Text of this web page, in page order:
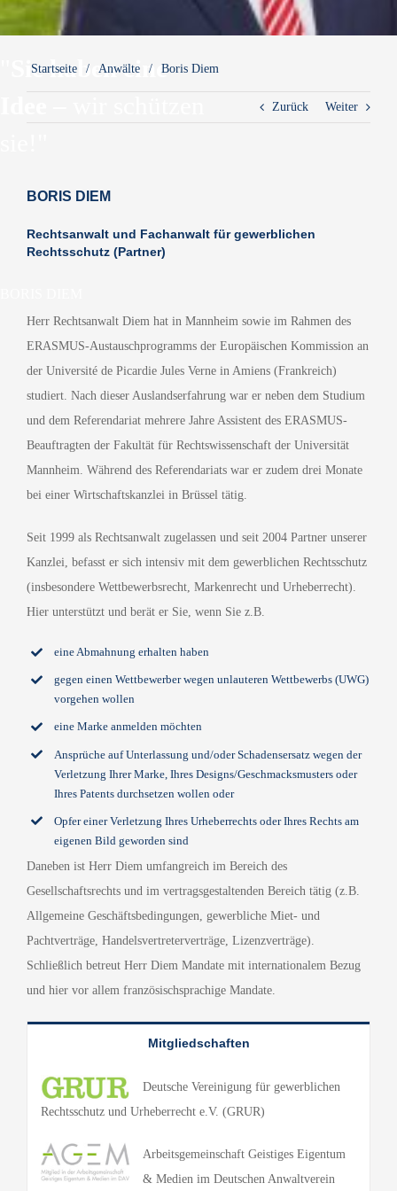
Sie haben eine
Startseite Anwälte Boris Diem
Zurück Weiter
BORIS DIEM
Rechtsanwalt und Fachanwalt für gewerblichen
Rechtsschutz (Partner)
Herr Rechtsanwalt Diem hat in Mannheim sowie im Rahmen des
ERASMUS-Austauschprogramms der Europäischen Kommission an
der Université de Picardie Jules Verne in Amiens (Frankreich)
studiert. Nach dieser Auslandserfahrung war er neben dem Studium
und dem Referendariat mehrere Jahre Assistent des ERASMUS-
Beauftragten der Fakultät für Rechtswissenschaft der Universität
Mannheim. Während des Referendariats war er zudem drei Monate
bei einer Wirtschaftskanzlei in Brüssel tätig.
Seit 1999 als Rechtsanwalt zugelassen und seit 2004 Partner unserer
Kanzlei, befasst er sich intensiv mit dem gewerblichen Rechtsschutz
(insbesondere Wettbewerbsrecht, Markenrecht und Urheberrecht).
Hier unterstützt und berät er Sie, wenn Sie z.B.
eine Abmahnung erhalten haben
gegen einen Wettbewerber wegen unlauteren Wettbewerbs (UWG)
vorgehen wollen
eine Marke anmelden möchten
Ansprüche auf Unterlassung und/oder Schadensersatz wegen der
Verletzung Ihrer Marke, Ihres Designs/Geschmacksmusters oder
Ihres Patents durchsetzen wollen oder
Opfer einer Verletzung Ihres Urheberrechts oder Ihres Rechts am
eigenen Bild geworden sind
Daneben ist Herr Diem umfangreich im Bereich des
Gesellschaftsrechts und im vertragsgestaltenden Bereich tätig (z.B.
Allgemeine Geschäftsbedingungen, gewerbliche Miet- und
Pachtverträge, Handelsvertreterverträge, Lizenzverträge).
Schließlich betreut Herr Diem Mandate mit internationalem Bezug
und hier vor allem französischsprachige Mandate.
Mitgliedschaften
Deutsche Vereinigung für gewerblichen
Rechtsschutz und Urheberrecht e.V. (GRUR)
Arbeitsgemeinschaft Geistiges Eigentum
& Medien im Deutschen Anwaltverein